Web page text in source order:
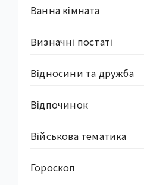
Ванна кімната
Визначні постаті
Відносини та дружба
Відпочинок
Військова тематика
Гороскоп